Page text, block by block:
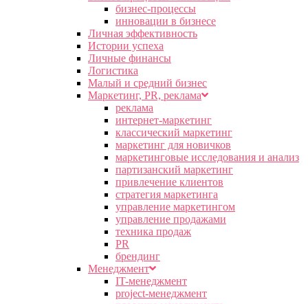
бизнес-процессы
инновации в бизнесе
Личная эффективность
Истории успеха
Личные финансы
Логистика
Малый и средний бизнес
Маркетинг, PR, реклама
реклама
интернет-маркетинг
классический маркетинг
маркетинг для новичков
маркетинговые исследования и анализ
партизанский маркетинг
привлечение клиентов
стратегия маркетинга
управление маркетингом
управление продажами
техника продаж
PR
брендинг
Менеджмент
IT-менеджмент
project-менеджмент